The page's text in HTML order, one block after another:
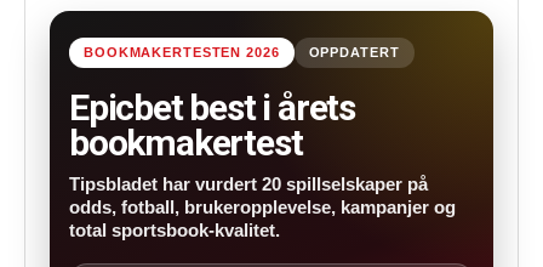
BOOKMAKERTESTEN 2026 OPPDATERT
Epicbet best i årets
bookmakertest
Tipsbladet har vurdert 20 spillselskaper på
odds, fotball, brukeropplevelse, kampanjer og
total sportsbook-kvalitet.